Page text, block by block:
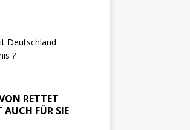
Deutschland
?
RETTET
FÜR SIE